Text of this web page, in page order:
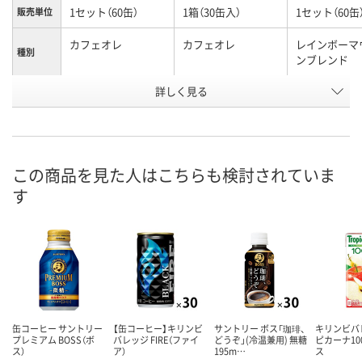
販売単位 1セット（60缶） 1箱（30缶入） 1セット（60缶
種別 カフェオレ カフェオレ
レインボー
ンブレンド
657893
8月7日（金）
カゴへ カゴへ カ
詳しく見る
この商品を見た人はこちらも検討されていま
す
缶コーヒー サントリー
プレミアム BOSS（ボ
ス）
【缶コーヒー】キリンビ
バレッジ FIRE（ファイ
ア）
サントリー ボス「珈琲、
どうぞ」(冷温兼用) 無糖
195m…
キリンビ
ピカーナ
ス